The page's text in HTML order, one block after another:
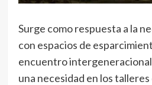
Surge como respuesta a la
con espacios de
encuentro
una necesidad en los